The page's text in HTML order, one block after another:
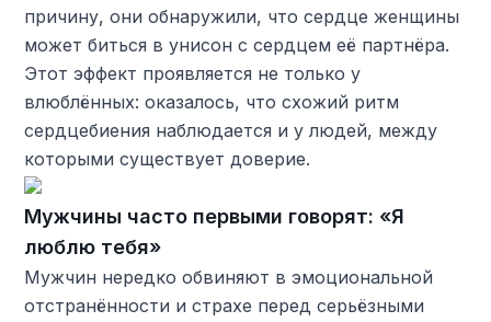
причину, они обнаружили, что сердце женщины
может биться в унисон с сердцем её партнёра.
Этот эффект проявляется не только у
влюблённых: оказалось, что схожий ритм
сердцебиения наблюдается и у людей, между
которыми существует доверие.
Мужчины часто первыми говорят: «Я
люблю тебя»
Мужчин нередко обвиняют в эмоциональной
отстранённости и страхе перед серьёзными